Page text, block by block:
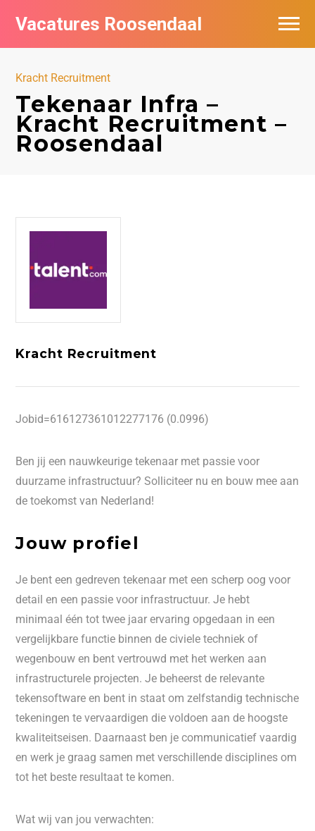
Vacatures Roosendaal
Kracht Recruitment
Tekenaar Infra –
Kracht Recruitment –
Roosendaal
Kracht Recruitment
Jobid=616127361012277176 (0.0996)
Ben jij een nauwkeurige tekenaar met passie voor
duurzame infrastructuur? Solliciteer nu en bouw mee aan
de toekomst van Nederland!
Jouw profiel
Je bent een gedreven tekenaar met een scherp oog voor
detail en een passie voor infrastructuur. Je hebt
minimaal één tot twee jaar ervaring opgedaan in een
vergelijkbare functie binnen de civiele techniek of
wegenbouw en bent vertrouwd met het werken aan
infrastructurele projecten. Je beheerst de relevante
tekensoftware en bent in staat om zelfstandig technische
tekeningen te vervaardigen die voldoen aan de hoogste
kwaliteitseisen. Daarnaast ben je communicatief vaardig
en werk je graag samen met verschillende disciplines om
tot het beste resultaat te komen.
Wat wij van jou verwachten:
Vacatures bij bedrijven